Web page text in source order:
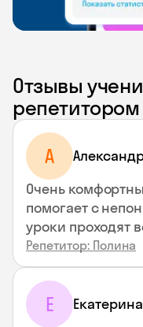
Отзывы
репетитором
A
Очень
помогает с
уроки проходят
Репетитор: Полина
Е Екатерина